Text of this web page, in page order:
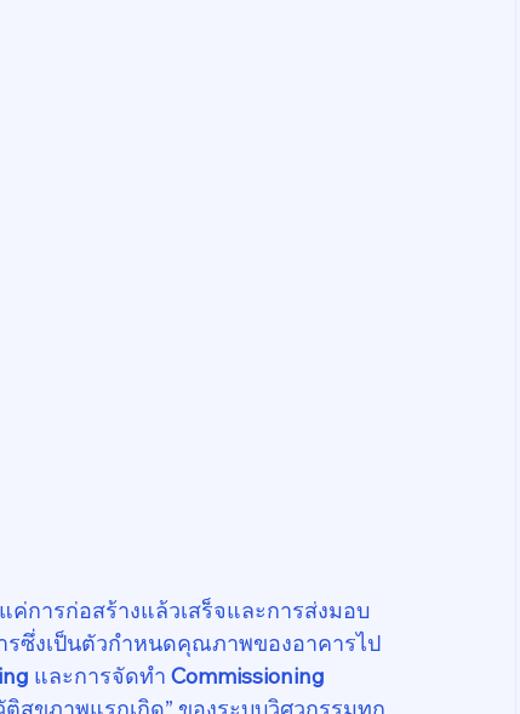
การก่อสร้างแล้วเสร็จและการส่งมอบ
ซึ่งเป็นตัวกำหนดคุณภาพของอาคารไป
และการจัดทำ Commissioning